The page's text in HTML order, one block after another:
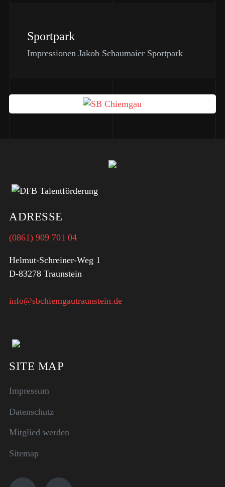
Sportpark
Impressionen Jakob Schaumaier Sportpark
ADRESSE
(0861) 909 701 04
Helmut-Schreiner-Weg 1
D-83278 Traunstein
info@sbchiemgautraunstein.de
SITE MAP
Impressum
Datenschutz
Mitglied werden
Sitemap